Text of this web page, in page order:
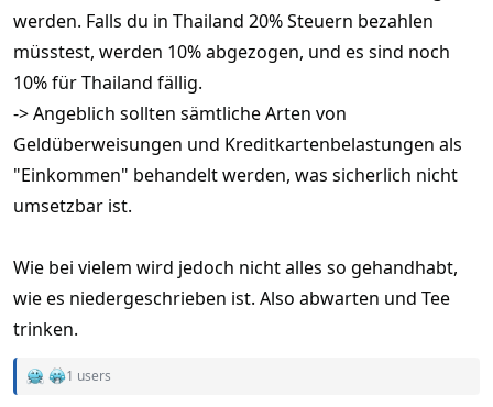
werden. Falls du in Thailand 20% Steuern bezahlen
müsstest, werden 10% abgezogen, und es sind noch
10% für Thailand fällig.
-> Angeblich sollten sämtliche Arten von
Geldüberweisungen und Kreditkartenbelastungen als
"Einkommen" behandelt werden, was sicherlich nicht
umsetzbar ist.
Wie bei vielem wird jedoch nicht alles so gehandhabt,
wie es niedergeschrieben ist. Also abwarten und Tee
trinken.
R
1 users